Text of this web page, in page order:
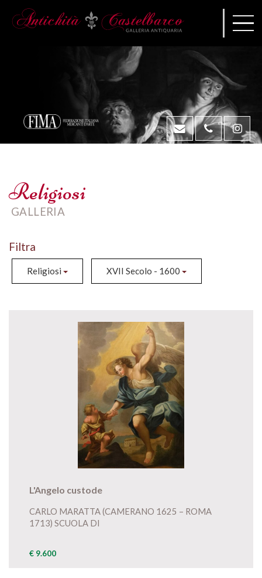
Religiosi
GALLERIA
Filtra
Religiosi XVII Secolo - 1600
L'Angelo custode
CARLO MARATTA (CAMERANO 1625 – ROMA
1713) SCUOLA DI
€ 9.600